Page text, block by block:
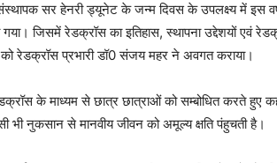
सर हेनरी ड्यूनेट के जन्म दिवस के उपलक्ष्य में इस
जिसमें रेडक्रॉस का इतिहास, स्थापना उद्देशयों एवं
को रेडक्रॉस प्रभारी डॉ0 संजय महर ने अवगत कराया।
रेडक्रॉस के माध्यम से छात्र छात्राओं को सम्बोधित करते
भी नुकसान से मानवीय जीवन को अमूल्य क्षति पंहुचती है।